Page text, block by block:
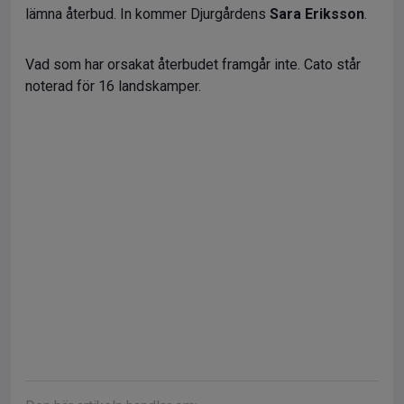
lämna återbud. In kommer Djurgårdens Sara Eriksson.
Vad som har orsakat återbudet framgår inte. Cato står
noterad för 16 landskamper.